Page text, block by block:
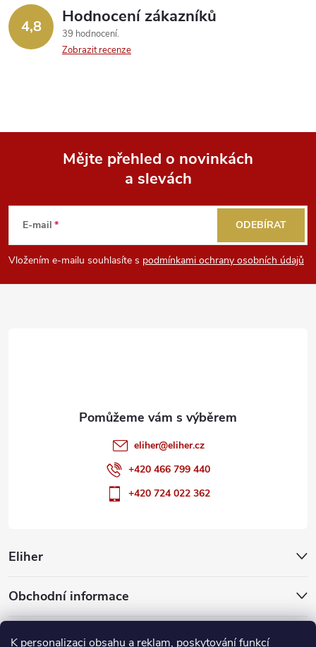
K personalizaci obsahu a reklam, poskytování funkcí
4,8 Hodnocení zákazníků
39 hodnocení
Zobrazit recenze
p
Mějte přehled o novinkách
a slevách
E-mail
Vložením e-mailu souhlasíte s podmínkami ochrany osobních údajů
ODEBÍRAT
Eliher
Obchodní informace
Partnerské weby
eliher@eliher.cz
+420 466 799 440
+420 724 022 362